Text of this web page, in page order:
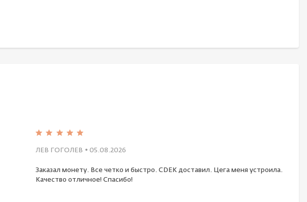
ЛЕВ ГОГОЛЕВ • 05.08.2026
Заказал монету. Все четко и быстро. CDEK доставил. Цега меня устроила.
Качество отличное! Спасибо!